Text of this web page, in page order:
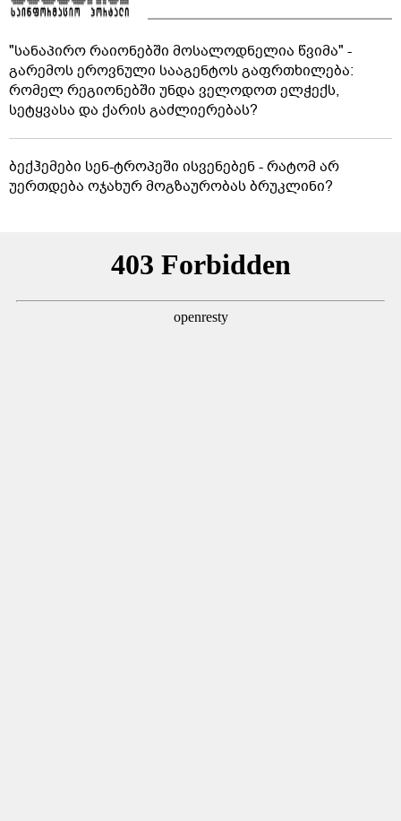
"სანაპირო რაიონებში მოსალოდნელია წვიმა" -
გარემოს ეროვნული სააგენტოს გაფრთხილება:
რომელ რეგიონებში უნდა ველოდოთ ელჭექს,
სეტყვასა და ქარის გაძლიერებას?
ბექჰემები სენ-ტროპეში ისვენებენ - რატომ არ
უერთდება ოჯახურ მოგზაურობას ბრუკლინი?